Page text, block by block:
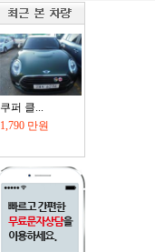
쿠퍼 클...
1,790 만원